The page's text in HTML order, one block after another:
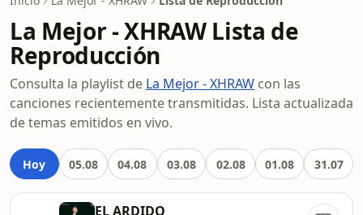
La Mejor - XHRAW Lista de
Reproducción
Consulta la playlist de La Mejor - XHRAW con las
canciones recientemente transmitidas. Lista actualizada
de temas emitidos en vivo.
Hoy 05.08 04.08 03.08 02.08 01.08 31.07
EL ARDIDO